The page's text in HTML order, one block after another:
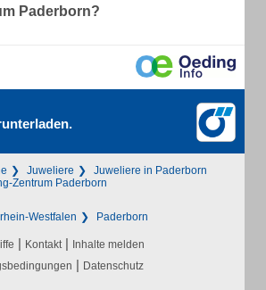
Paderborn?
Juweliere
Juweliere in Paderborn
Zentrum Paderborn
Westfalen Paderborn
| Kontakt | Inhalte melden
| Datenschutz